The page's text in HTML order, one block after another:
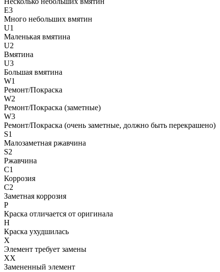
E3
Много небольших вмятин
U1
Маленькая вмятина
U2
Вмятина
U3
Большая вмятина
W1
Ремонт/Покраска
W2
Ремонт/Покраска (заметные)
W3
Ремонт/Покраска (очень заметные, должно быть перекрашено)
S1
Малозаметная ржавчина
S2
Ржавчина
C1
Коррозия
C2
Заметная коррозия
P
Краска отличается от оригинала
H
Краска ухудшилась
X
Элемент требует замены
XX
Замененный элемент